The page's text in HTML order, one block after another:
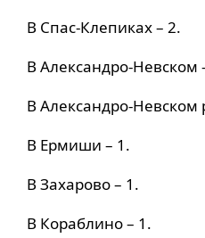
В Спас-Клепиках – 2.
В Александро-Невском
В Александро-Невском
В Ермиши – 1.
В Захарово – 1.
В Кораблино – 1.